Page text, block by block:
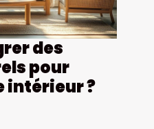
des
pour
?